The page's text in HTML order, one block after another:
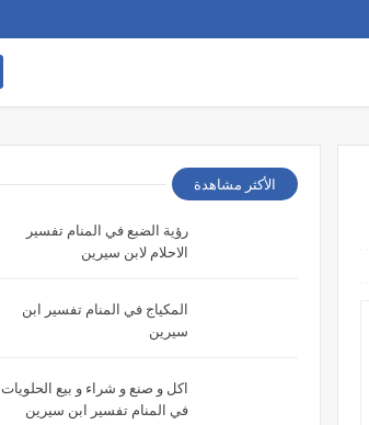
الأكثر مشاهدة
رؤية الضبع في المنام تفسير
الاحلام لابن سيرين
المكياج في المنام تفسير ابن
سيرين
اكل و صنع و شراء و بيع الحلويات
في المنام تفسير ابن سيرين